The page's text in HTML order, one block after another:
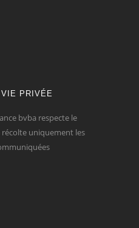
PRIVÉE
bvba respecte le
uniquement les